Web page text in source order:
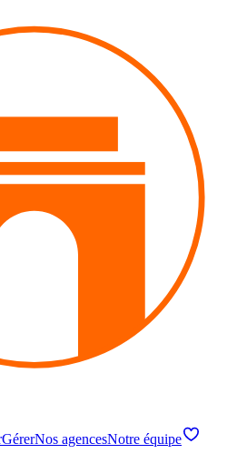
GérerNos agencesNotre équipe